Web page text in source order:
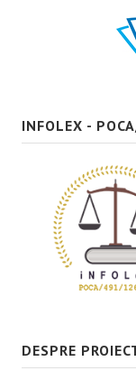
INFOLEX -
DESPRE